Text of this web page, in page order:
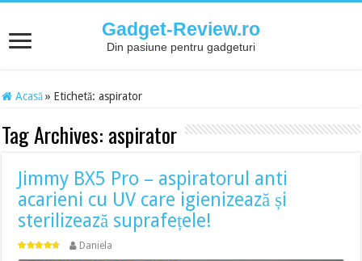
Gadget-Review.ro
Din pasiune pentru gadgeturi
Acasă » Etichetă:aspirator
Tag Archives: aspirator
Jimmy BX5 Pro – aspiratorul anti
acarieni cu UV care igienizează și
sterilizează suprafețele!
Daniela